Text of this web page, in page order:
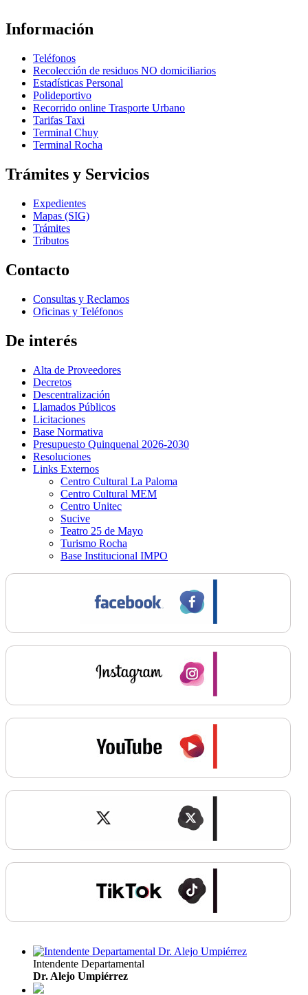
Información
Teléfonos
Recolección de residuos NO domiciliarios
Estadísticas Personal
Polideportivo
Recorrido online Trasporte Urbano
Tarifas Taxi
Terminal Chuy
Terminal Rocha
Trámites y Servicios
Expedientes
Mapas (SIG)
Trámites
Tributos
Contacto
Consultas y Reclamos
Oficinas y Teléfonos
De interés
Alta de Proveedores
Decretos
Descentralización
Llamados Públicos
Licitaciones
Base Normativa
Presupuesto Quinquenal 2026-2030
Resoluciones
Links Externos
Centro Cultural La Paloma
Centro Cultural MEM
Centro Unitec
Sucive
Teatro 25 de Mayo
Turismo Rocha
Base Institucional IMPO
Intendente Departamental
Dr. Alejo Umpiérrez